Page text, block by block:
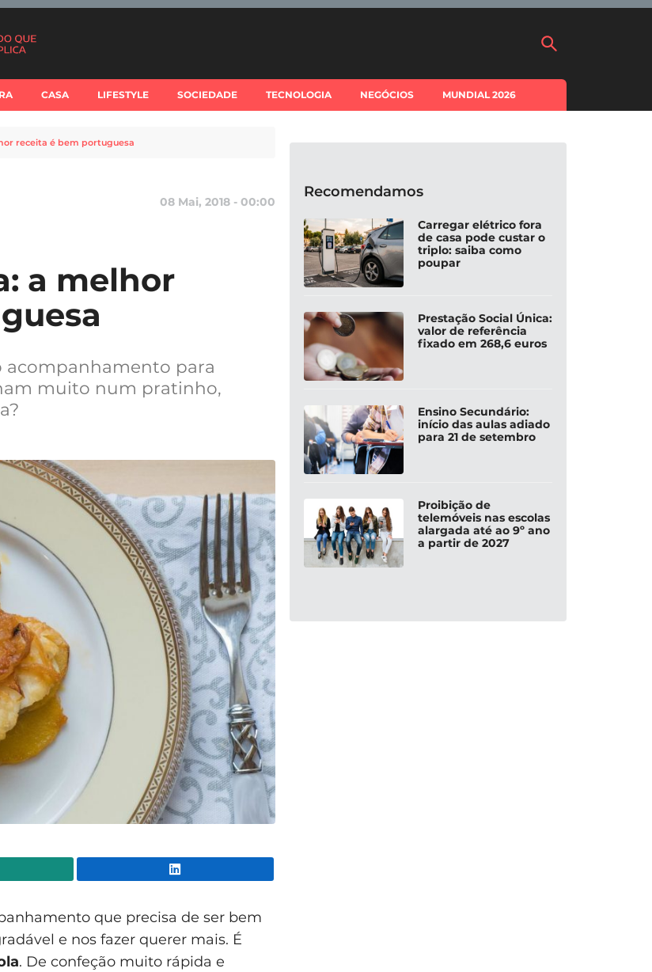
CASA LIFESTYLE SOCIEDADE TECNOLOGIA NEGÓCIOS MUNDIAL 2026
receita é bem portuguesa
08 Mai, 2018 - 00:00
a melhor
acompanhamento para
muito num pratinho,
que precisa de ser bem
e nos fazer querer mais. É
. De confeção muito rápida e
Recomendamos
Carregar elétrico fora
de casa pode custar o
triplo: saiba como
poupar
Prestação Social Única:
valor de referência
fixado em 268,6 euros
Ensino Secundário:
início das aulas adiado
para 21 de setembro
Proibição de
telemóveis nas escolas
alargada até ao 9º ano
a partir de 2027